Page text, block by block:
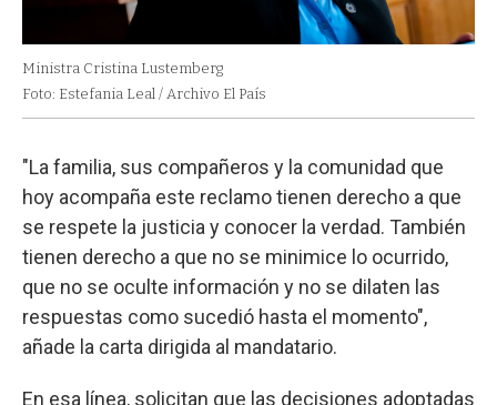
Ministra Cristina Lustemberg
Foto: Estefania Leal / Archivo El País
"La familia, sus compañeros y la comunidad que
hoy acompaña este reclamo tienen derecho a que
se respete la justicia y conocer la verdad. También
tienen derecho a que no se minimice lo ocurrido,
que no se oculte información y no se dilaten las
respuestas como sucedió hasta el momento",
añade la carta dirigida al mandatario.
En esa línea, solicitan que las decisiones adoptadas